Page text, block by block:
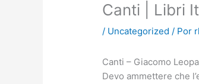
Canti | Libri
/ Uncategorized / Por
Canti – Giacomo
Devo ammettere che